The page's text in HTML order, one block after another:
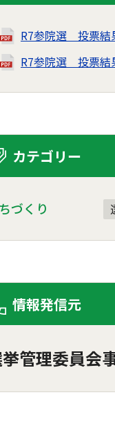
R7参院選 投票結
R7参院選 投票結
カテゴリー
づくり
情報発信元
管理委員会